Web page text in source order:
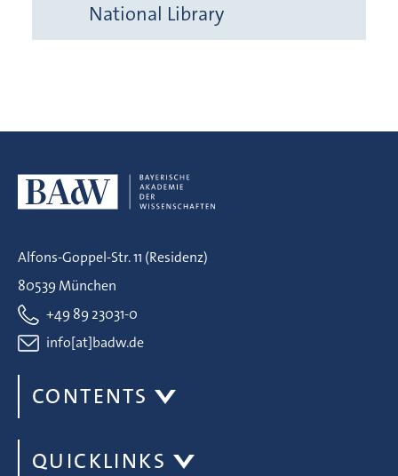
National Library
Alfons-Goppel-Str. 11 (Residenz)
80539 München
+49 89 23031-0
info[at]badw.de
CONTENTS
QUICKLINKS